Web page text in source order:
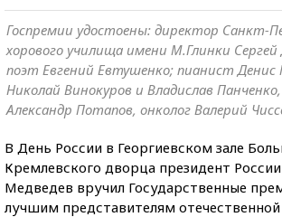
Госпремии удостоены: директор Санкт-
хорового училища имени М.Глинки Сергей
поэт Евгений Евтушенко; пианист Денис
Николай Винокуров и Владислав
Александр Потапов, онколог Валерий
В День России в Георгиевском зале
Кремлевского дворца президент
Медведев вручил Государственные
лучшим представителям